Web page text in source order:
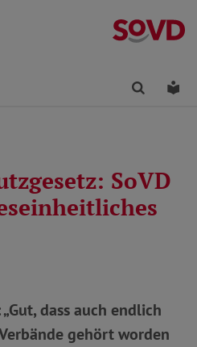
Finden
SoVD
dass auch endlich
gehört worden